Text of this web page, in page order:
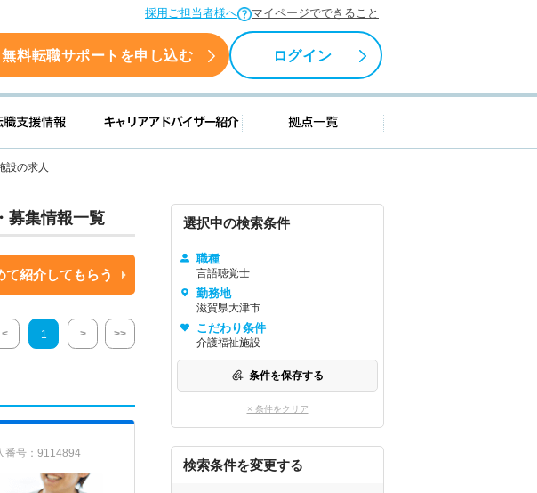
採用ご担当者様へ マイページでできること
無料転職サポートを申し込む ログイン
事例 転職支援情報 キャリアアドバイザー紹介 拠点一覧
設の求人
募集情報一覧
て紹介してもらう
< 1 > >>
号：9114894
選択中の検索条件
職種
言語聴覚士
勤務地
滋賀県大津市
こだわり条件
介護福祉施設
条件を保存する
× 条件をクリア
検索条件を変更する